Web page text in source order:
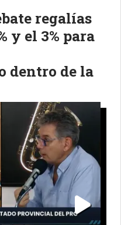
regalías
y el 3% para
dentro de la